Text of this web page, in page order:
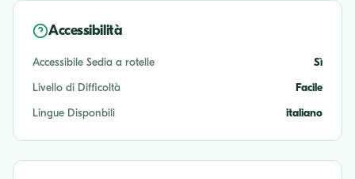
Accessibilità
Accessibile Sedia a rotelle
Sì
Livello di Difficoltà
Facile
Lingue Disponbili
italiano